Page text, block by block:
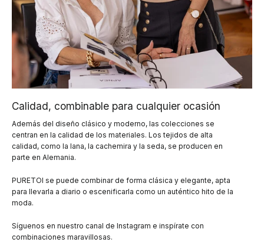
Calidad, combinable para cualquier ocasión
Además del diseño clásico y moderno, las colecciones se
centran en la calidad de los materiales. Los tejidos de alta
calidad, como la lana, la cachemira y la seda, se producen en
parte en Alemania.
PURETOI se puede combinar de forma clásica y elegante, apta
para llevarla a diario o escenificarla como un auténtico hito de la
moda.
Síguenos en nuestro canal de Instagram e inspírate con
combinaciones maravillosas.